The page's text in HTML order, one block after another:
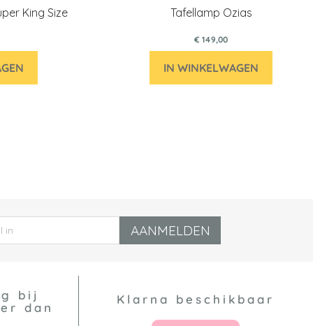
King Size Tafellamp Ozias
€ 149,00
IN WINKELWAGEN
AANMELDEN
bij
dan
Klarna beschikbaar